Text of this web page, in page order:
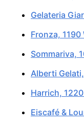
Gelateria
Fronza, 1190
Sommariva,
Alberti
Harrich,
Eiscafé &